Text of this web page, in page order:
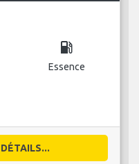
local_gas_station
Essence